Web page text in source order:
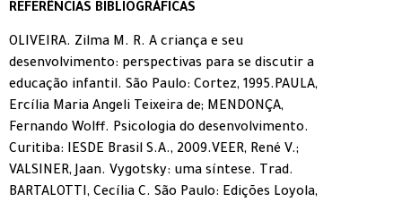
REFERÊNCIAS BIBLIOGRÁFICAS
OLIVEIRA. Zilma M. R. A criança e seu
desenvolvimento: perspectivas para se discutir a
educação infantil. São Paulo: Cortez, 1995.PAULA,
Ercília Maria Angeli Teixeira de; MENDONÇA,
Fernando Wolff. Psicologia do desenvolvimento.
Curitiba: IESDE Brasil S.A., 2009.VEER, René V.;
VALSINER, Jaan. Vygotsky: uma síntese. Trad.
BARTALOTTI, Cecília C. São Paulo: Edições Loyola,